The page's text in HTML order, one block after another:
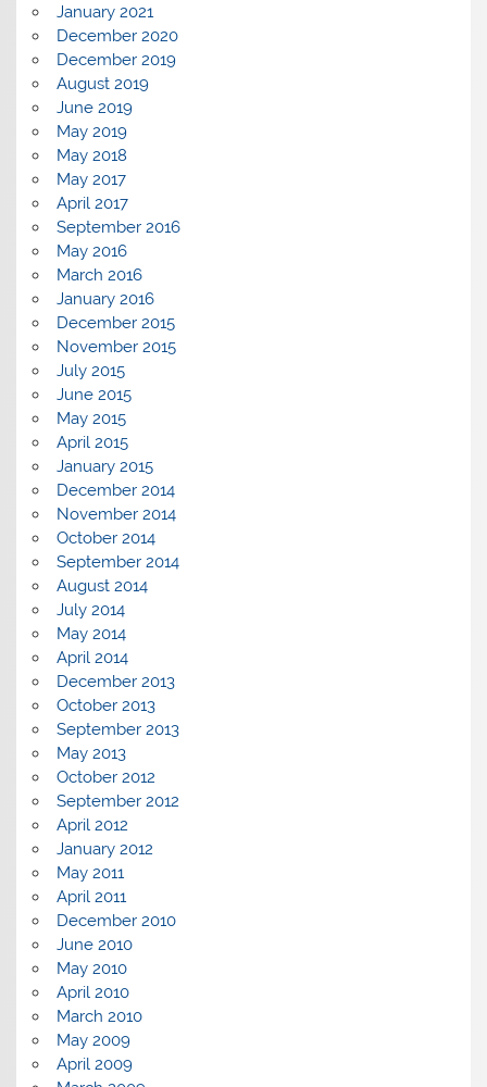
January 2021
December 2020
December 2019
August 2019
June 2019
May 2019
May 2018
May 2017
April 2017
September 2016
May 2016
March 2016
January 2016
December 2015
November 2015
July 2015
June 2015
May 2015
April 2015
January 2015
December 2014
November 2014
October 2014
September 2014
August 2014
July 2014
May 2014
April 2014
December 2013
October 2013
September 2013
May 2013
October 2012
September 2012
April 2012
January 2012
May 2011
April 2011
December 2010
June 2010
May 2010
April 2010
March 2010
May 2009
April 2009